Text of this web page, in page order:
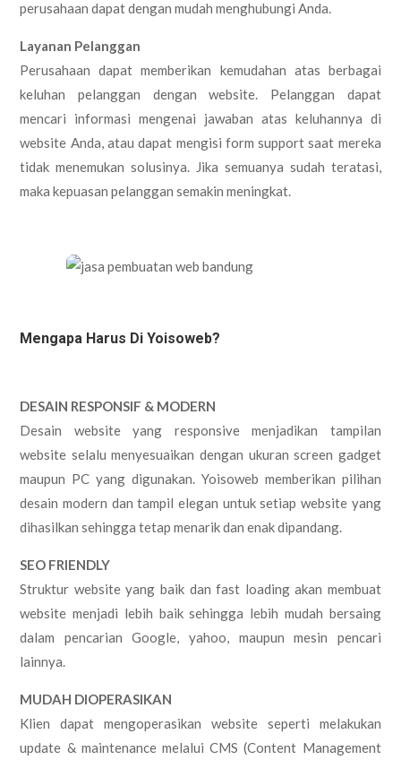
perusahaan dapat dengan mudah menghubungi Anda.
Layanan Pelanggan
Perusahaan dapat memberikan kemudahan atas berbagai
keluhan pelanggan dengan website. Pelanggan dapat
mencari informasi mengenai jawaban atas keluhannya di
website Anda, atau dapat mengisi form support saat mereka
tidak menemukan solusinya. Jika semuanya sudah teratasi,
maka kepuasan pelanggan semakin meningkat.
Mengapa Harus Di Yoisoweb?
DESAIN RESPONSIF & MODERN
Desain website yang responsive menjadikan tampilan
website selalu menyesuaikan dengan ukuran screen gadget
maupun PC yang digunakan. Yoisoweb memberikan pilihan
desain modern dan tampil elegan untuk setiap website yang
dihasilkan sehingga tetap menarik dan enak dipandang.
SEO FRIENDLY
Struktur website yang baik dan fast loading akan membuat
website menjadi lebih baik sehingga lebih mudah bersaing
dalam pencarian Google, yahoo, maupun mesin pencari
lainnya.
MUDAH DIOPERASIKAN
Klien dapat mengoperasikan website seperti melakukan
update & maintenance melalui CMS (Content Management